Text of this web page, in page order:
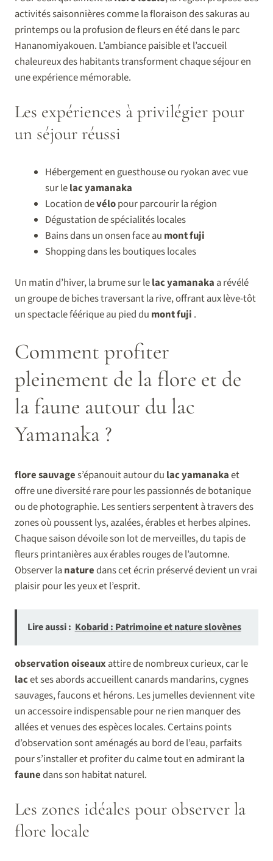
activités saisonnières comme la floraison des sakuras au
printemps ou la profusion de fleurs en été dans le parc
Hananomiyakouen. L’ambiance paisible et l’accueil
chaleureux des habitants transforment chaque séjour en
une expérience mémorable.
Les expériences à privilégier pour
un séjour réussi
Hébergement en guesthouse ou ryokan avec vue
sur lelac yamanaka
Location devélopour parcourir la région
Dégustation de spécialités locales
Bains dans un onsen face au mont fuji
Shopping dans les boutiques locales
Un matin d’hiver, la brume sur lelac yamanaka a révélé
un groupe de biches traversant la rive, offrant aux lève-tôt
un spectacle féérique au pied du mont fuji .
Comment profiter
pleinement de la flore et de
la faune autour du lac
Yamanaka ?
flore sauvages’épanouit autour du lac yamanakaet
offre une diversité rare pour les passionnés de botanique
ou de photographie. Les sentiers serpentent à travers des
zones où poussent lys, azalées, érables et herbes alpines.
Chaque saison dévoile son lot de merveilles, du tapis de
fleurs printanières aux érables rouges de l’automne.
Observer lanaturedans cet écrin préservé devient un vrai
plaisir pour les yeux et l’esprit.
Lire aussi : Kobarid : Patrimoine et nature slovènes
observation oiseaux attire de nombreux curieux, car le
lacet ses abords accueillent canards mandarins, cygnes
sauvages, faucons et hérons. Les jumelles deviennent vite
un accessoire indispensable pour ne rien manquer des
allées et venues des espèces locales. Certains points
d’observation sont aménagés au bord de l’eau, parfaits
pour s’installer et profiter du calme tout en admirant la
faunedans son habitat naturel.
Les zones idéales pour observer la
flore locale